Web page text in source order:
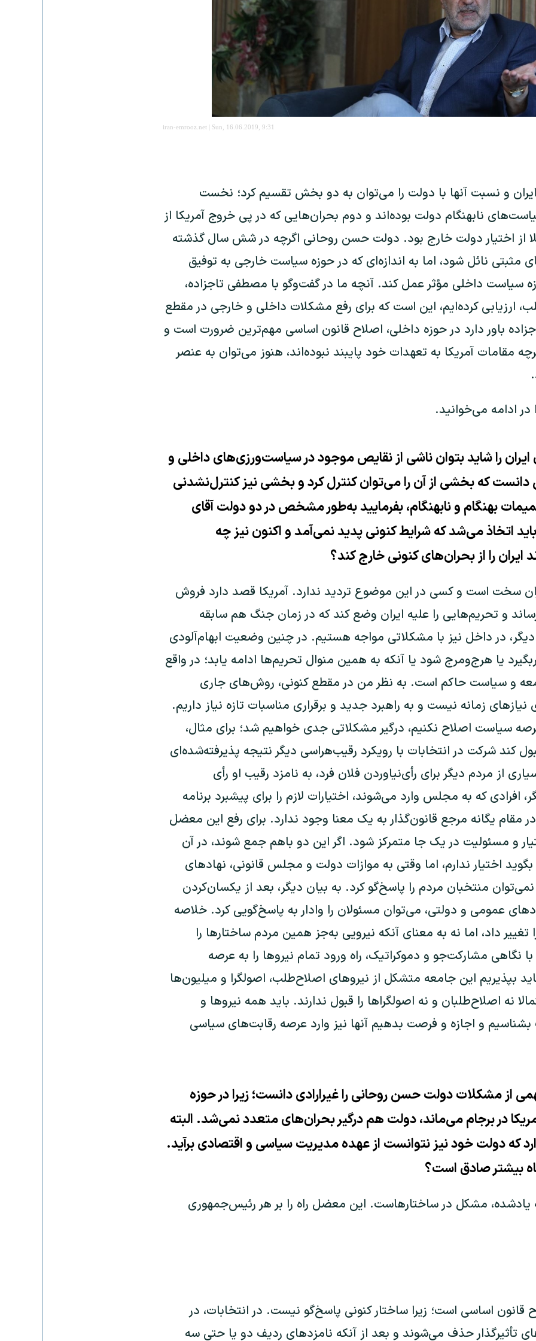
iran-emrooz.net | Sun, 16.06.2019, 9:31
و نسبت آنها با دولت را می‌توان به دو بخش تقسیم کرد؛ نخست
نابهنگام دولت بوده‌اند و دوم بحران‌هایی که در پی خروج آمریکا از
از اختیار دولت خارج بود. دولت حسن روحانی اگرچه در شش سال گذشته
مثبتی نائل شود، اما به اندازه‌ای که در حوزه سیاست خارجی به توفیق
سیاست داخلی مؤثر عمل کند. آنچه ما در گفت‌وگو با مصطفی تاجزاده،
ارزیابی کرده‌ایم، این است که برای رفع مشکلات داخلی و خارجی در مقطع
باور دارد در حوزه داخلی، اصلاح‌ قانون اساسی مهم‌ترین ضرورت است و
مقامات آمریکا به تعهدات خود پایبند نبوده‌اند، هنوز می‌توان به عنصر
ادامه می‌خوانید.
را شاید بتوان ناشی از نقایص موجود در سیاست‌ورزی‌های داخلی و
دانست که بخشی از آن را می‌توان کنترل کرد و بخشی نیز کنترل‌نشدنی
بهنگام و نابهنگام، بفرمایید به‌طور مشخص در دو دولت آقای
اتخاذ می‌شد که شرایط کنونی پدید نمی‌آمد و اکنون نیز چه
را از بحران‌های کنونی خارج کند؟
سخت است و کسی در این موضوع تردید ندارد. آمریکا قصد دارد فروش
و تحریم‌هایی را علیه ایران وضع کند که در زمان جنگ هم سابقه
در داخل نیز با مشکلاتی مواجه هستیم. در چنین وضعیت ابهام‌آلودی
یا هرج‌ومرج شود یا آنکه به همین منوال تحریم‌ها ادامه یابد؛ در واقع
و سیاست حاکم است. به ‌نظر من در مقطع کنونی، روش‌های جاری
زمانه نیست و به راهبرد جدید و برقراری مناسبات تازه‌ نیاز داریم.
سیاست اصلاح نکنیم، درگیر مشکلاتی جدی خواهیم شد؛ برای مثال،
کند شرکت در انتخابات با رویکرد رقیب‌هراسی دیگر نتیجه پذیرفته‌شده‌ای
از مردم دیگر برای رأی‌نیاوردن فلان فرد، به نامزد رقیب او رأی
افرادی که به مجلس وارد می‌شوند، اختیارات لازم را برای پیشبرد برنامه
مقام یگانه مرجع قانون‌گذار به یک معنا وجود ندارد. برای رفع این معضل
و مسئولیت در یک‌ جا متمرکز شود. اگر این دو باهم جمع شوند، در آن
اختیار ندارم، اما وقتی به موازات دولت و مجلس قانونی، نهادهای
منتخبان مردم را پاسخ‌گو کرد. به بیان دیگر، بعد از یکسان‌کردن
عمومی و دولتی، می‌توان مسئولان را وادار به پاسخ‌گویی کرد. خلاصه
تغییر داد، اما نه به‌ معنای آنکه نیرویی به‌جز همین مردم ساختارها را
نگاهی مشارکت‌جو و دموکراتیک، راه ورود تمام نیروها را به عرصه
بپذیریم این جامعه متشکل از نیروهای اصلاح‌طلب، اصولگرا و میلیون‌ها
نه اصلاح‌طلبان و نه اصولگراها را قبول ندارند. باید همه نیروها و
و اجازه و فرصت بدهیم آنها نیز وارد عرصه رقابت‌های سیاسی
از مشکلات دولت حسن روحانی را غیرارادی دانست؛ زیرا در حوزه
در برجام می‌ماند، دولت هم درگیر بحران‌های متعدد نمی‌شد. البته
که دولت خود نیز نتوانست از عهده مدیریت سیاسی و اقتصادی برآید.
بیشتر صادق است؟
یادشده، مشکل در ساختارهاست. این معضل راه را بر هر رئیس‌جمهوری
قانون اساسی است؛ زیرا ساختار کنونی پاسخ‌گو نیست. در انتخابات، در
تأثیرگذار حذف می‌شوند و بعد از آنکه نامزدهای ردیف دو یا حتی سه